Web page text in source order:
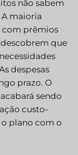
não sabem
A maioria
com prêmios
descobrem que
despesas
prazo. O
sendo
custo-
plano com o